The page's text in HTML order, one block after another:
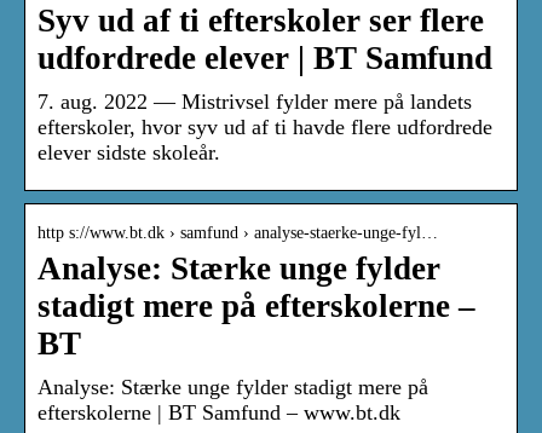
Syv ud af ti efterskoler ser flere
udfordrede elever | BT Samfund
7. aug. 2022 — Mistrivsel fylder mere på landets
efterskoler, hvor syv ud af ti havde flere udfordrede
elever sidste skoleår.
http s://www.bt.dk › samfund › analyse-staerke-unge-fyl…
Analyse: Stærke unge fylder
stadigt mere på efterskolerne –
BT
Analyse: Stærke unge fylder stadigt mere på
efterskolerne | BT Samfund – www.bt.dk